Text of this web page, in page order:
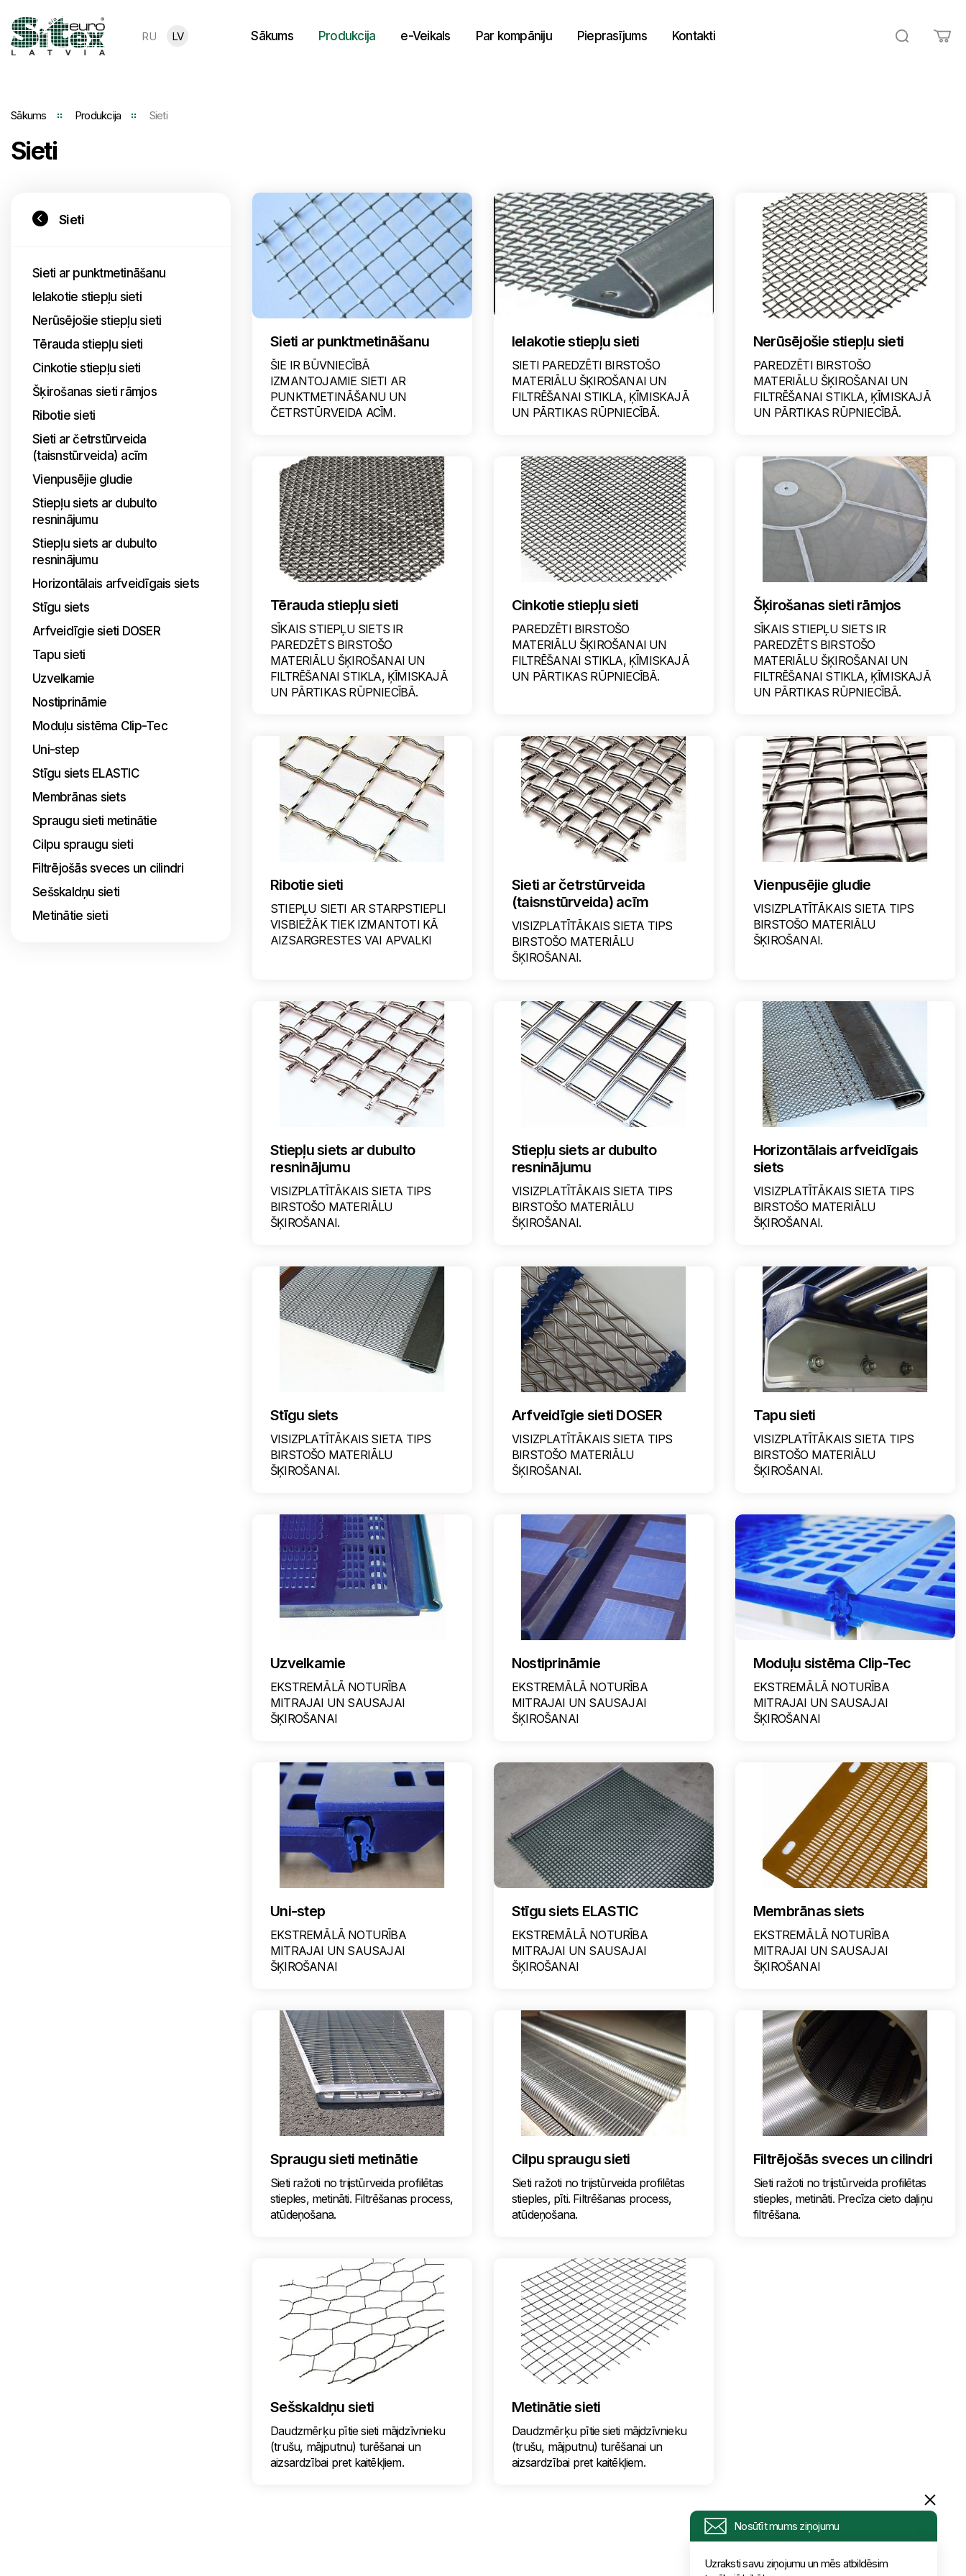
RU LV Sākums Produkcija e-Veikals Par kompāniju Pieprasījums Kontakti
Sākums Produkcija Sieti
Sieti
Sieti
Sieti ar punktmetināšanu
Ielakotie stiepļu sieti
Nerūsējošie stiepļu sieti
Tērauda stiepļu sieti
Cinkotie stiepļu sieti
Šķirošanas sieti rāmjos
Ribotie sieti
Sieti ar četrstūrveida
(taisnstūrveida) acīm
Vienpusējie gludie
Stiepļu siets ar dubulto
resninājumu
Stiepļu siets ar dubulto
resninājumu
Horizontālais arfveidīgais siets
Stīgu siets
Arfveidīgie sieti DOSER
Tapu sieti
Uzvelkamie
Nostiprināmie
Moduļu sistēma Clip-Tec
Uni-step
Stīgu siets ELASTIC
Membrānas siets
Spraugu sieti metinātie
Cilpu spraugu sieti
Filtrējošās sveces un cilindri
Sešskaldņu sieti
Metinātie sieti
Sieti ar punktmetināšanu
ŠIE IR BŪVNIECĪBĀ
IZMANTOJAMIE SIETI AR
PUNKTMETINĀŠANU UN
ČETRSTŪRVEIDA ACĪM.
Ielakotie stiepļu sieti
SIETI PAREDZĒTI BIRSTOŠO
MATERIĀLU ŠĶIROŠANAI UN
FILTRĒŠANAI STIKLA, ĶĪMISKAJĀ
UN PĀRTIKAS RŪPNIECĪBĀ.
Nerūsējošie stiepļu sieti
PAREDZĒTI BIRSTOŠO
MATERIĀLU ŠĶIROŠANAI UN
FILTRĒŠANAI STIKLA, ĶĪMISKAJĀ
UN PĀRTIKAS RŪPNIECĪBĀ.
Tērauda stiepļu sieti
SĪKAIS STIEPĻU SIETS IR
PAREDZĒTS BIRSTOŠO
MATERIĀLU ŠĶIROŠANAI UN
FILTRĒŠANAI STIKLA, ĶĪMISKAJĀ
UN PĀRTIKAS RŪPNIECĪBĀ.
Cinkotie stiepļu sieti
PAREDZĒTI BIRSTOŠO
MATERIĀLU ŠĶIROŠANAI UN
FILTRĒŠANAI STIKLA, ĶĪMISKAJĀ
UN PĀRTIKAS RŪPNIECĪBĀ.
Šķirošanas sieti rāmjos
SĪKAIS STIEPĻU SIETS IR
PAREDZĒTS BIRSTOŠO
MATERIĀLU ŠĶIROŠANAI UN
FILTRĒŠANAI STIKLA, ĶĪMISKAJĀ
UN PĀRTIKAS RŪPNIECĪBĀ.
Ribotie sieti
STIEPĻU SIETI AR STARPSTIEPLI
VISBIEŽĀK TIEK IZMANTOTI KĀ
AIZSARGRESTES VAI APVALKI
Sieti ar četrstūrveida
(taisnstūrveida) acīm
VISIZPLATĪTĀKAIS SIETA TIPS
BIRSTOŠO MATERIĀLU
ŠĶIROŠANAI.
Vienpusējie gludie
VISIZPLATĪTĀKAIS SIETA TIPS
BIRSTOŠO MATERIĀLU
ŠĶIROŠANAI.
Stiepļu siets ar dubulto
resninājumu
VISIZPLATĪTĀKAIS SIETA TIPS
BIRSTOŠO MATERIĀLU
ŠĶIROŠANAI.
Stiepļu siets ar dubulto
resninājumu
VISIZPLATĪTĀKAIS SIETA TIPS
BIRSTOŠO MATERIĀLU
ŠĶIROŠANAI.
Horizontālais arfveidīgais
siets
VISIZPLATĪTĀKAIS SIETA TIPS
BIRSTOŠO MATERIĀLU
ŠĶIROŠANAI.
Stīgu siets
VISIZPLATĪTĀKAIS SIETA TIPS
BIRSTOŠO MATERIĀLU
ŠĶIROŠANAI.
Arfveidīgie sieti DOSER
VISIZPLATĪTĀKAIS SIETA TIPS
BIRSTOŠO MATERIĀLU
ŠĶIROŠANAI.
Tapu sieti
VISIZPLATĪTĀKAIS SIETA TIPS
BIRSTOŠO MATERIĀLU
ŠĶIROŠANAI.
Uzvelkamie
EKSTREMĀLĀ NOTURĪBA
MITRAJAI UN SAUSAJAI
ŠĶIROŠANAI
Nostiprināmie
EKSTREMĀLĀ NOTURĪBA
MITRAJAI UN SAUSAJAI
ŠĶIROŠANAI
Moduļu sistēma Clip-Tec
EKSTREMĀLĀ NOTURĪBA
MITRAJAI UN SAUSAJAI
ŠĶIROŠANAI
Uni-step
EKSTREMĀLĀ NOTURĪBA
MITRAJAI UN SAUSAJAI
ŠĶIROŠANAI
Stīgu siets ELASTIC
EKSTREMĀLĀ NOTURĪBA
MITRAJAI UN SAUSAJAI
ŠĶIROŠANAI
Membrānas siets
EKSTREMĀLĀ NOTURĪBA
MITRAJAI UN SAUSAJAI
ŠĶIROŠANAI
Spraugu sieti metinātie
Sieti ražoti no trijstūrveida profilētas
stieples, metināti. Filtrēšanas process,
atūdeņošana.
Cilpu spraugu sieti
Sieti ražoti no trijstūrveida profilētas
stieples, pīti. Filtrēšanas process,
atūdeņošana.
Filtrējošās sveces un cilindri
Sieti ražoti no trijstūrveida profilētas
stieples, metināti. Precīza cieto daļiņu
filtrēšana.
Sešskaldņu sieti
Daudzmērķu pītie sieti mājdzīvnieku
(trušu, mājputnu) turēšanai un
aizsardzībai pret kaitēkļiem.
Metinātie sieti
Daudzmērķu pītie sieti mājdzīvnieku
(trušu, mājputnu) turēšanai un
aizsardzībai pret kaitēkļiem.
Nosūtīt mums ziņojumu
Uzraksti savu ziņojumu un mēs atbildēsim